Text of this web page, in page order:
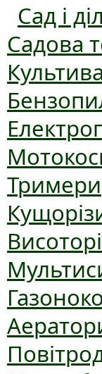
Сад і
Садова
Тримери